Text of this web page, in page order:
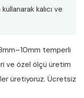
kalıcı ve
temperli
ve özel ölçü üretim
üretiyoruz. Ücretsiz